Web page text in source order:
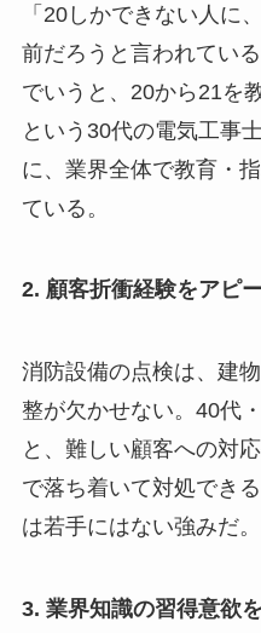
「20しかできない人に
前だろうと言われてい
でいうと、20から21を
という30代の電気工事
に、業界全体で教育・
ている。
2. 顧客折衝経験をアピ
消防設備の点検は、建
整が欠かせない。40代
と、難しい顧客への対
で落ち着いて対処でき
は若手にはない強みだ。
3. 業界知識の習得意欲